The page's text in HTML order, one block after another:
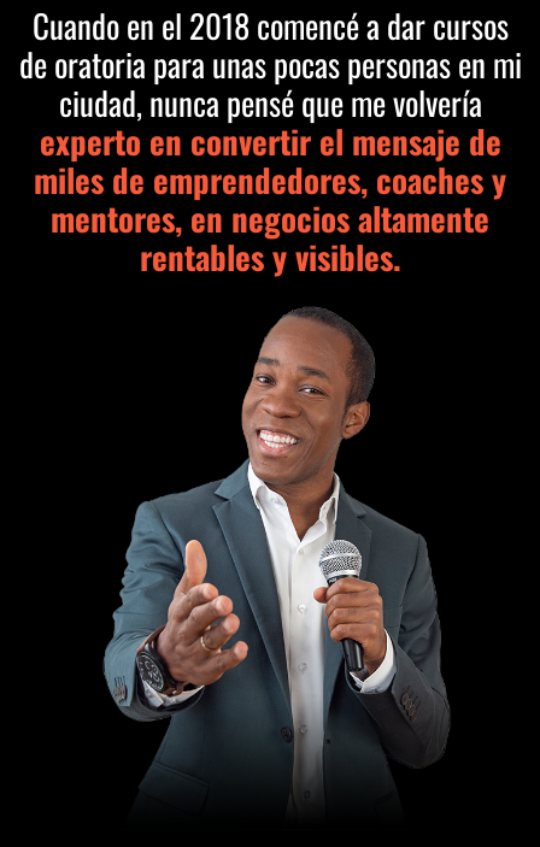
Cuando en el 2018 comencé a dar cursos
de oratoria para unas pocas personas en mi
ciudad, nunca pensé que me volvería
experto en convertir el mensaje de
miles de emprendedores, coaches y
mentores, en negocios altamente
rentables y visibles.